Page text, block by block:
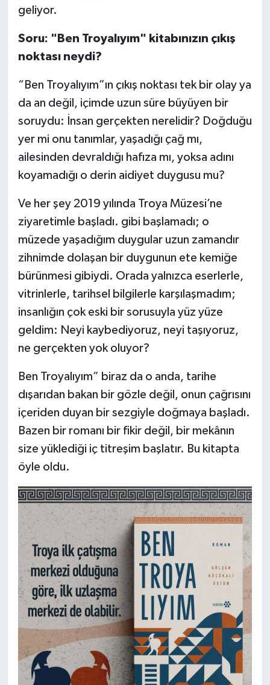
geliyor.
Soru: "Ben Troyalıyım" kitabınızın çıkış
noktası neydi?
“Ben Troyalıyım”ın çıkış noktası tek bir olay ya
da an değil, içimde uzun süre büyüyen bir
soruydu: İnsan gerçekten nerelidir? Doğduğu
yer mi onu tanımlar, yaşadığı çağ mı,
ailesinden devraldığı hafıza mı, yoksa adını
koyamadığı o derin aidiyet duygusu mu?
Ve her şey 2019 yılında Troya Müzesi’ne
ziyaretimle başladı. gibi başlamadı; o
müzede yaşadığım duygular uzun zamandır
zihnimde dolaşan bir duygunun ete kemiğe
bürünmesi gibiydi. Orada yalnızca eserlerle,
vitrinlerle, tarihsel bilgilerle karşılaşmadım;
insanlığın çok eski bir sorusuyla yüz yüze
geldim: Neyi kaybediyoruz, neyi taşıyoruz,
ne gerçekten yok oluyor?
Ben Troyalıyım” biraz da o anda, tarihe
dışarıdan bakan bir gözle değil, onun çağrısını
içeriden duyan bir sezgiyle doğmaya başladı.
Bazen bir romanı bir fikir değil, bir mekânın
size yüklediği iç titreşim başlatır. Bu kitapta
öyle oldu.